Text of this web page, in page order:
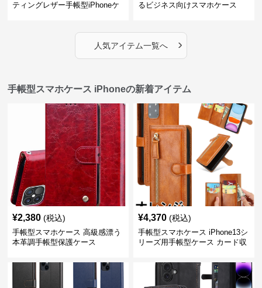
ティングレザー手帳型iPhoneケ
るビジネス向けスマホケース
人気アイテム一覧へ ›
手帳型スマホケース iPhoneの新着アイテム
¥2,380 (税込)
手帳型スマホケース 高級感漂う
本革調手帳型保護ケース
¥4,370 (税込)
手帳型スマホケース iPhone13シ
リーズ用手帳型ケース カード収